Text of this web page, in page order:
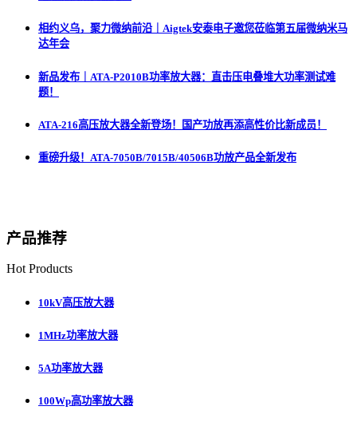
相约义乌，聚力微纳前沿｜Aigtek安泰电子邀您莅临第五届微纳米马
达年会
新品发布｜ATA-P2010B功率放大器：直击压电叠堆大功率测试难
题！
ATA-216高压放大器全新登场！国产功放再添高性价比新成员！
重磅升级！ATA-7050B/7015B/40506B功放产品全新发布
产品推荐
Hot Products
10kV高压放大器
1MHz功率放大器
5A功率放大器
100Wp高功率放大器